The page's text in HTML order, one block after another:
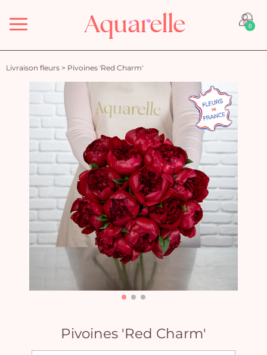
Menu 0
Livraison fleurs > Pivoines 'Red Charm'
Pivoines 'Red Charm'